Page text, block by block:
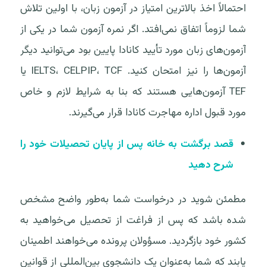
احتمالاً اخذ بالاترین امتیاز در آزمون زبان، با اولین تلاش
شما لزوماً اتفاق نمی‌افتد. اگر نمره آزمون شما در یکی از
آزمون‌های زبان مورد تأیید کانادا پایین بود می‌توانید دیگر
آزمون‌ها را نیز امتحان کنید. IELTS، CELPIP، TCF یا
TEF آزمون‌هایی هستند که بنا به شرایط لازم و خاص
مورد قبول اداره مهاجرت کانادا قرار می‌گیرند.
قصد برگشت به خانه پس از پایان تحصیلات خود را
شرح دهید
مطمئن شوید در درخواست شما به‌طور واضح مشخص
شده باشد که پس از فراغت از تحصیل می‌خواهید به
کشور خود بازگردید. مسؤولان پرونده می‌خواهند اطمینان
یابند که شما به‌عنوان یک دانشجوی بین‌المللی از قوانین